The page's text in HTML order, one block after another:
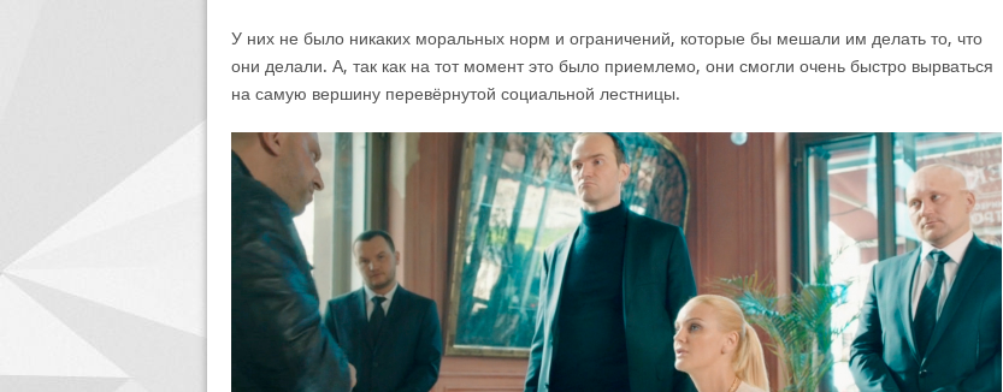
У них не было никаких моральных норм и ограничений, которые бы мешали им делать то, что
они делали. А, так как на тот момент это было приемлемо, они смогли очень быстро вырваться
на самую вершину перевёрнутой социальной лестницы.